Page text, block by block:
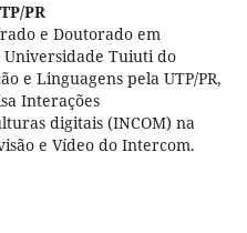
PR
e Doutorado em
Universidade Tuiuti do
e Linguagens pela UTP/PR,
Interações
digitais (INCOM) na
e Vídeo do Intercom.